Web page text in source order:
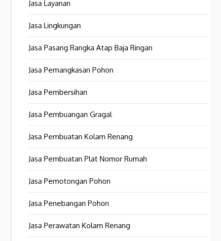
Jasa Layanan
Jasa Lingkungan
Jasa Pasang Rangka Atap Baja Ringan
Jasa Pemangkasan Pohon
Jasa Pembersihan
Jasa Pembuangan Gragal
Jasa Pembuatan Kolam Renang
Jasa Pembuatan Plat Nomor Rumah
Jasa Pemotongan Pohon
Jasa Penebangan Pohon
Jasa Perawatan Kolam Renang